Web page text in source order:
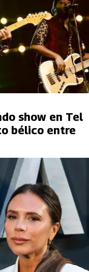
show en Tel
bélico entre